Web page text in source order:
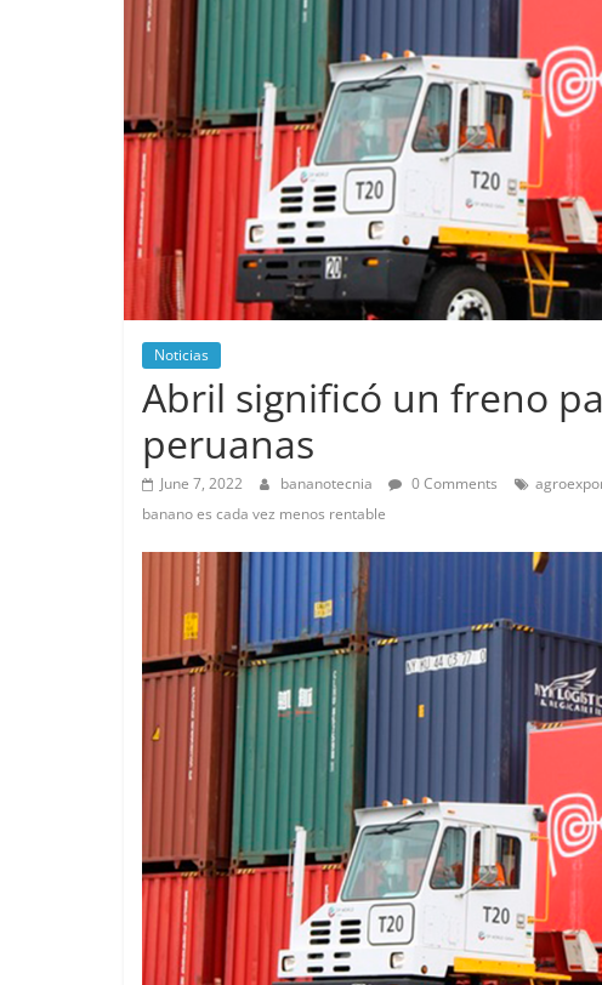
Noticias
Abril significó un freno
peruanas
June 7, 2022 bananotecnia 0 Comments
banano es cada vez menos rentable